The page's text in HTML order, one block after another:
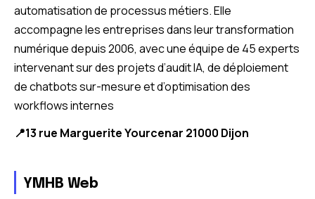
automatisation de processus métiers. Elle
accompagne les entreprises dans leur transformation
numérique depuis 2006, avec une équipe de 45 experts
intervenant sur des projets d’audit IA, de déploiement
de chatbots sur-mesure et d’optimisation des
workflows internes
📍13 rue Marguerite Yourcenar 21000 Dijon
YMHB Web